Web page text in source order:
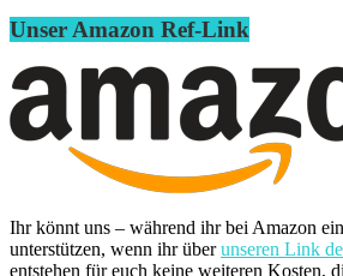
Unser Amazon Ref-Link
Ihr könnt uns – während ihr bei Amazon
unterstützen, wenn ihr überunseren Link
entstehen für euch keine weiteren Kosten,